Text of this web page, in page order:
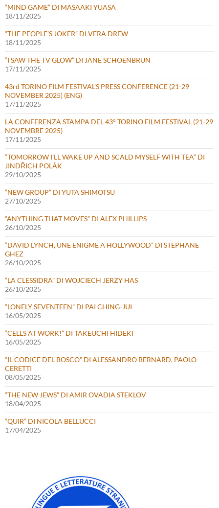
“MIND GAME” DI MASAAKI YUASA
18/11/2025
“THE PEOPLE’S JOKER” DI VERA DREW
18/11/2025
“I SAW THE TV GLOW” DI JANE SCHOENBRUN
17/11/2025
43rd TORINO FILM FESTIVAL’S PRESS CONFERENCE (21-29
NOVEMBER 2025) (ENG)
17/11/2025
LA CONFERENZA STAMPA DEL 43° TORINO FILM FESTIVAL (21-29
NOVEMBRE 2025)
17/11/2025
“TOMORROW I’LL WAKE UP AND SCALD MYSELF WITH TEA” DI
JINDŘICH POLÁK
29/10/2025
“NEW GROUP” DI YUTA SHIMOTSU
27/10/2025
“ANYTHING THAT MOVES” DI ALEX PHILLIPS
26/10/2025
“DAVID LYNCH, UNE ENIGME A HOLLYWOOD” DI STEPHANE
GHEZ
26/10/2025
“LA CLESSIDRA” DI WOJCIECH JERZY HAS
26/10/2025
“LONELY SEVENTEEN” DI PAI CHING-JUI
16/05/2025
“CELLS AT WORK!” DI TAKEUCHI HIDEKI
16/05/2025
“IL CODICE DEL BOSCO” DI ALESSANDRO BERNARD, PAOLO
CERETTI
08/05/2025
“THE NEW JEWS” DI AMIR OVADIA STEKLOV
18/04/2025
“QUIR” DI NICOLA BELLUCCI
17/04/2025